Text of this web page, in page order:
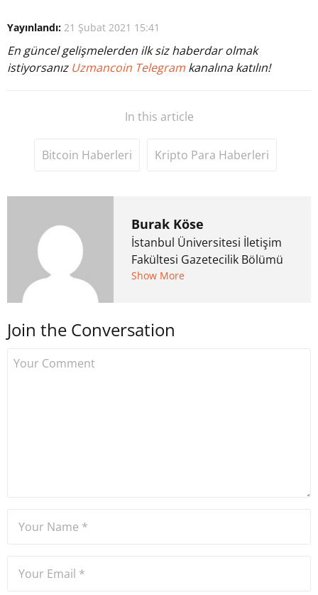
Yayınlandı: 21 Şubat 2021 15:41
En güncel gelişmelerden ilk siz haberdar olmak
istiyorsanız Uzmancoin Telegram kanalına katılın!
In this article
Bitcoin Haberleri Kripto Para Haberleri
Burak Köse
İstanbul Üniversitesi İletişim
Fakültesi Gazetecilik Bölümü
mezunu. 6 yıl ana akım
kurdu. 2017'nin Mayıs ayından
Show More
Join the Conversation